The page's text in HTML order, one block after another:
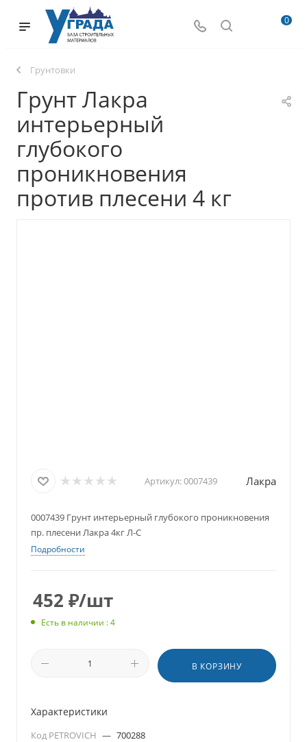
0
Грунтовки
Грунт Лакра
интерьерный
глубокого
проникновения
против плесени 4 кг
Артикул:0007439 Лакра
0007439 Грунт интерьерный глубокого проникновения
пр. плесени Лакра 4кг Л-С
Подробности
452 ₽/шт
Есть в наличии : 4
В КОРЗИНУ
Характеристики
Код PETROVICH — 700288